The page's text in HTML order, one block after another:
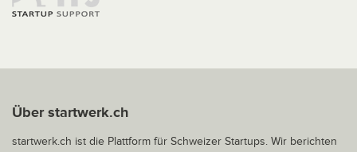
Über startwerk.ch
startwerk.ch ist die Plattform für Schweizer Startups. Wir berichten